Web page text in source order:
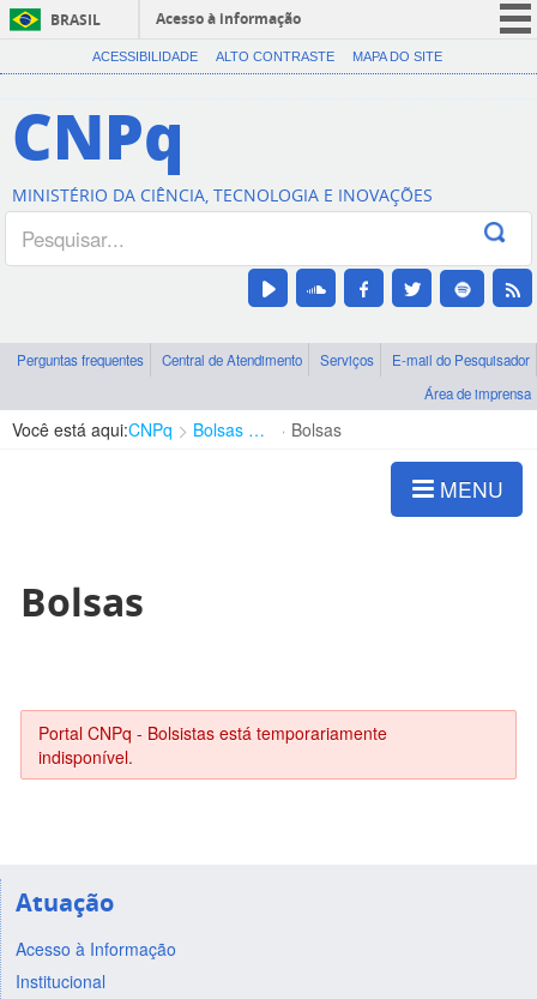
BRASIL
Acesso à informação
CORONAVÍRUS (COVID-19)
Canais
ACESSIBILIDADE ALTO CONTRASTE MAPA DO SITE
CNPq
MINISTÉRIO DA CIÊNCIA, TECNOLOGIA E INOVAÇÕES
Perguntas frequentes Central de Atendimento Serviços
E-mail do Pesquisador
Área de imprensa
Você está aqui:CNPq Bolsas e Auxílios Vigentes Bolsas
MENU
Bolsas
Portal CNPq - Bolsistas está temporariamente
indisponível.
Atuação
Acesso à Informação
Institucional